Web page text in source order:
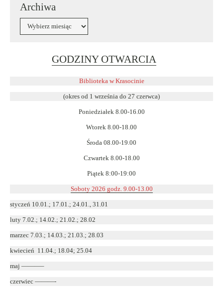
Archiwa
GODZINY OTWARCIA
w
Biblioteka w Krasocinie
(okres od 1 września do 27 czerwca)
Poniedziałek 8.00-16.00
Wtorek 8.00-18.00
Środa 08.00-19.00
Czwartek 8.00-18.00
Piątek 8:00-19:00
Soboty 2026 godz. 9.00-13.00
styczeń 10.01.; 17.01.; 24.01., 31.01
luty 7.02.; 14.02.; 21.02.; 28.02
marzec 7.03.; 14.03.; 21.03.; 28.03
kwiecień 11.04.; 18.04; 25.04
maj ———–
czerwiec ———-